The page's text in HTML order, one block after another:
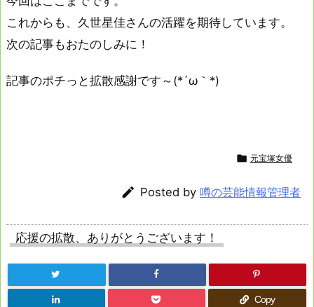
これからも、久世星佳さんの活躍を期待しています。
次の記事もおたのしみに！
記事のポチっと拡散感謝です～(*´ω｀*)
 元宝塚女優
 Posted by 噂の芸能情報管理者
応援の拡散、ありがとうございます！
Copy